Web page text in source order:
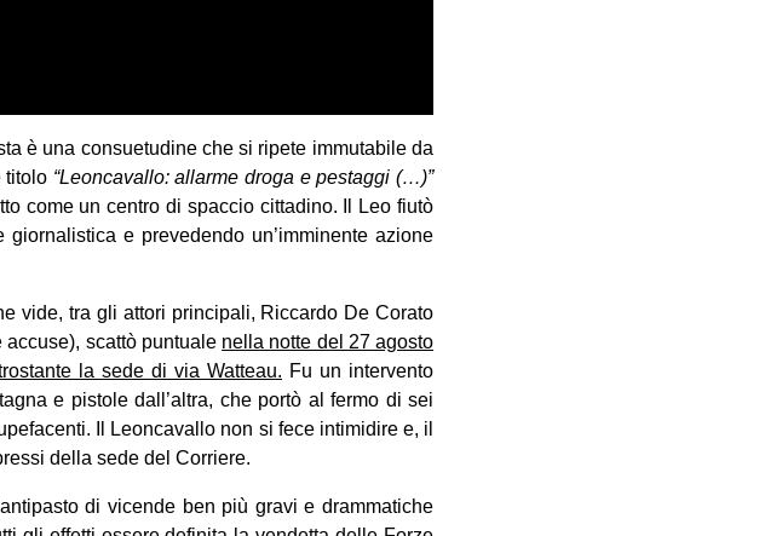
è una consuetudine che si ripete immutabile da
titolo “Leoncavallo: allarme droga e pestaggi (…)”
come un centro di spaccio cittadino. Il Leo fiutò
e prevedendo un’imminente azione
vide, tra gli attori principali, Riccardo De Corato
scattò puntuale nella notte del 27 agosto
la sede di via Watteau. Fu un intervento
e pistole dall’altra, che portò al fermo di sei
Il Leoncavallo non si fece intimidire e, il
della sede del Corriere.
di vicende ben più gravi e drammatiche